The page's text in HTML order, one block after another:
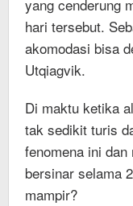
yang cenderung
hari tersebut.
akomodasi bisa
Utqiagvik.
Di maktu ketika
tak sedikit turis
fenomena ini
bersinar selama
mampir?